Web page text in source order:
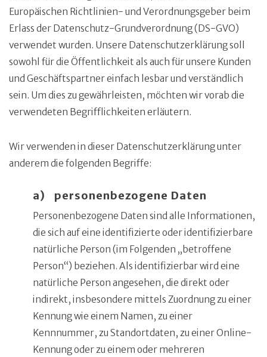
Europäischen Richtlinien- und Verordnungsgeber beim
Erlass der Datenschutz-Grundverordnung (DS-GVO)
verwendet wurden. Unsere Datenschutzerklärung soll
sowohl für die Öffentlichkeit als auch für unsere Kunden
und Geschäftspartner einfach lesbar und verständlich
sein. Um dies zu gewährleisten, möchten wir vorab die
verwendeten Begrifflichkeiten erläutern.
Wir verwenden in dieser Datenschutzerklärung unter
anderem die folgenden Begriffe:
a) personenbezogene Daten
Personenbezogene Daten sind alle Informationen,
die sich auf eine identifizierte oder identifizierbare
natürliche Person (im Folgenden „betroffene
Person“) beziehen. Als identifizierbar wird eine
natürliche Person angesehen, die direkt oder
indirekt, insbesondere mittels Zuordnung zu einer
Kennung wie einem Namen, zu einer
Kennnummer, zu Standortdaten, zu einer Online-
Kennung oder zu einem oder mehreren